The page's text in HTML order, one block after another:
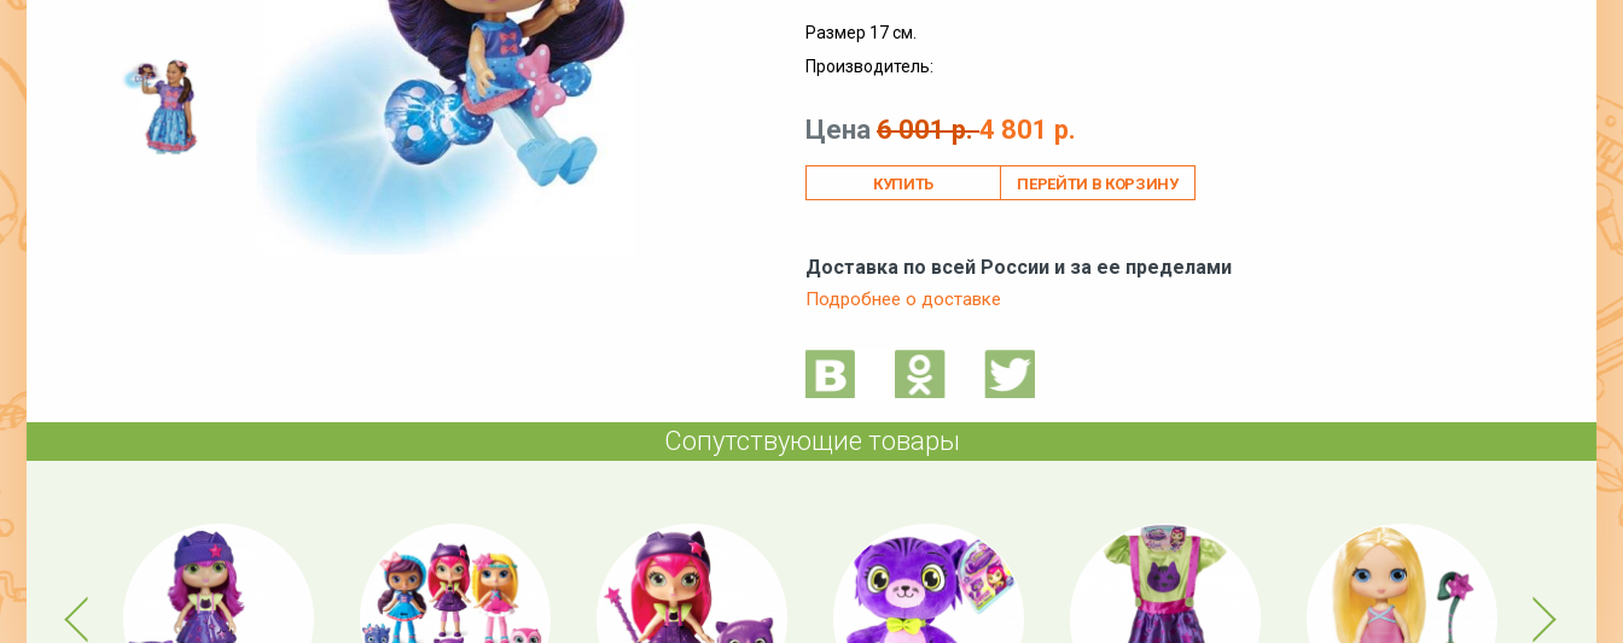
Размер 17 см.
Производитель:
Цена 6 001 р.4 801 р.
ПЕРЕЙТИ В КОРЗИНУ
Доставка по всей России и за ее пределами
Подробнее о доставке
Сопутствующие товары
Previous Next